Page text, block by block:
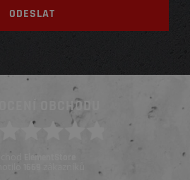
OBCHODU
ElementStore